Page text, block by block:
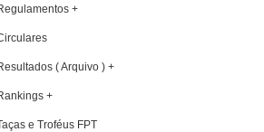
+
( Arquivo ) +
+
e Troféus FPT